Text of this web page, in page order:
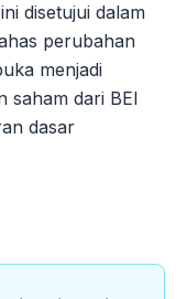
disetujui dalam
perubahan
menjadi
saham dari BEI
dasar